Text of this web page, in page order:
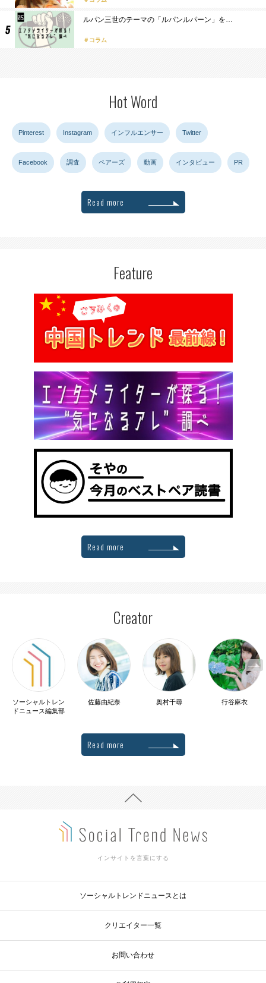
ルパン三世のテーマの「ルパンルパーン」を…
コラム
Hot Word
Pinterest Instagram インフルエンサー Twitter
Facebook 調査 ペアーズ 動画 インタビュー PR
Read more
Feature
Read more
Creator
ソーシャルトレン
ドニュース編集部
佐藤由紀奈 奥村千尋 行谷麻衣
Read more
インサイトを言葉にする
ソーシャルトレンドニュースとは
クリエイター一覧
お問い合わせ